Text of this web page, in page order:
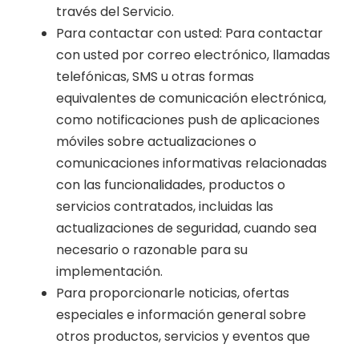
través del Servicio.
Para contactar con usted: Para contactar
con usted por correo electrónico, llamadas
telefónicas, SMS u otras formas
equivalentes de comunicación electrónica,
como notificaciones push de aplicaciones
móviles sobre actualizaciones o
comunicaciones informativas relacionadas
con las funcionalidades, productos o
servicios contratados, incluidas las
actualizaciones de seguridad, cuando sea
necesario o razonable para su
implementación.
Para proporcionarle noticias, ofertas
especiales e información general sobre
otros productos, servicios y eventos que